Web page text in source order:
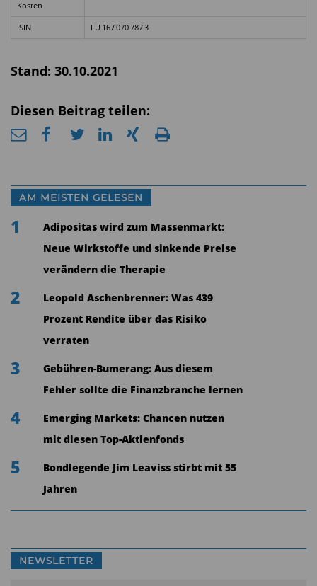
Kosten
ISIN LU 167 070 787 3
Stand: 30.10.2021
Diesen Beitrag teilen:
AM MEISTEN GELESEN
1
Adipositas wird zum Massenmarkt:
Neue Wirkstoffe und sinkende Preise
verändern die Therapie
2
Leopold Aschenbrenner: Was 439
Prozent Rendite über das Risiko
verraten
3
Gebühren-Bumerang: Aus diesem
Fehler sollte die Finanzbranche lernen
4
Emerging Markets: Chancen nutzen
mit diesen Top-Aktienfonds
5
Bondlegende Jim Leaviss stirbt mit 55
Jahren
NEWSLETTER